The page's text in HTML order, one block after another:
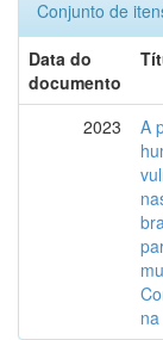
Conjunto de
Data do
documento
2023
A